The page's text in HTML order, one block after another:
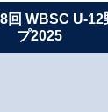
回 WBSC U-12
プ2025